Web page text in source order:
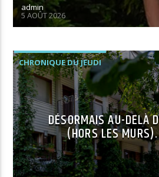
admin
5 AOÛT 2026
CHRONIQUE DU JEUDI
DÉSORMAIS AU-DELÀ
(HORS LES